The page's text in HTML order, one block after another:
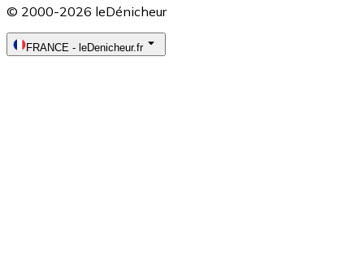
© 2000-2026 leDénicheur
FRANCE - leDenicheur.fr